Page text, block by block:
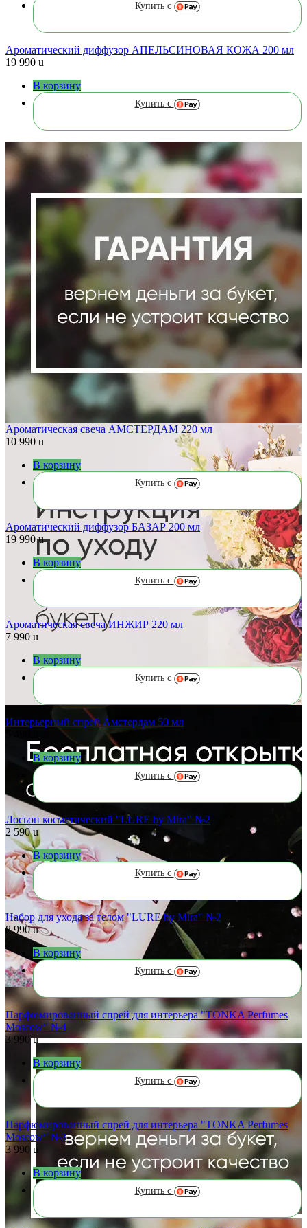
Купить с
Ароматический диффузор АПЕЛЬСИНОВАЯ КОЖА 200 мл
19 990 u
В корзину
Купить с
Ароматическая свеча АМСТЕРДАМ 220 мл
10 990 u
В корзину
Купить с
Ароматический диффузор БАЗАР 200 мл
19 990 u
В корзину
Купить с
Ароматическая свеча ИНЖИР 220 мл
7 990 u
В корзину
Купить с
Интерьерный спрей Амстердам 50 мл
В корзину
Купить с
Лосьон косметический "LURE by Mira" №2
2 590 u
В корзину
Купить с
Набор для ухода за телом "LURE by Mira" №2
8 990 u
В корзину
Купить с
Парфюмированный спрей для интерьера "TONKA Perfumes
Moscow" №4
3 990 u
В корзину
Купить с
Парфюмированный спрей для интерьера "TONKA Perfumes
Moscow" №3
3 990 u
В корзину
Купить с